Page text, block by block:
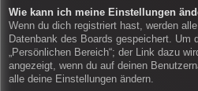
Wie kann ich meine Einstellungen
Wenn du dich registriert hast, werden
Datenbank des Boards gespeichert. Um
„Persönlichen Bereich“; der Link dazu
angezeigt, wenn du auf deinen
alle deine Einstellungen ändern.